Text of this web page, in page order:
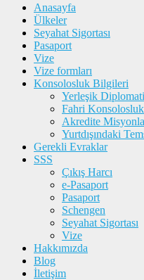
Anasayfa
Ülkeler
Seyahat Sigortası
Pasaport
Vize
Vize formları
Konsolosluk Bilgileri
Yerleşik
Fahri
Akredite
Yurtdışındaki
Gerekli Evraklar
SSS
Çıkış Harcı
e-Pasaport
Pasaport
Schengen
Seyahat Sigortası
Vize
Hakkımızda
Blog
İletişim